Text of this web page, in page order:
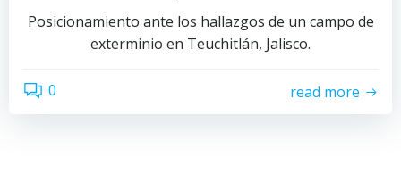
Posicionamiento ante los hallazgos de un campo de
exterminio en Teuchitlán, Jalisco.
0 read more